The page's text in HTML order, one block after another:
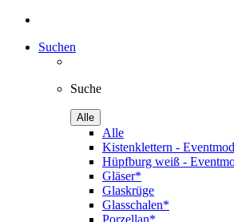
Suchen
Suche
Alle
Alle
Kistenklettern -
Hüpfburg weiß -
Gläser*
Glaskrüge
Glasschalen*
Porzellan*